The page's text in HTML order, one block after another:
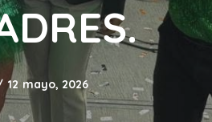
12 mayo, 2026